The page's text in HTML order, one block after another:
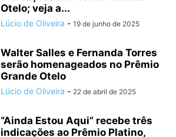
Otelo; veja a...
Lúcio de Oliveira - 19 de junho de 2025
Walter Salles e Fernanda Torres
serão homenageados no Prêmio
Grande Otelo
Lúcio de Oliveira - 22 de abril de 2025
“Ainda Estou Aqui” recebe três
indicações ao Prêmio Platino,